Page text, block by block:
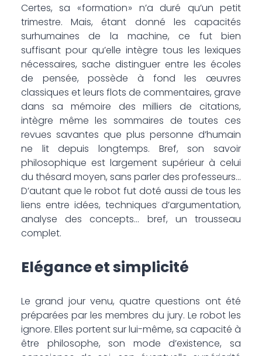
Certes, sa « formation » n’a duré qu’un petit
trimestre. Mais, étant donné les capacités
surhumaines de la machine, ce fut bien
suffisant pour qu’elle intègre tous les lexiques
nécessaires, sache distinguer entre les écoles
de pensée, possède à fond les œuvres
classiques et leurs flots de commentaires, grave
dans sa mémoire des milliers de citations,
intègre même les sommaires de toutes ces
revues savantes que plus personne d’humain
ne lit depuis longtemps. Bref, son savoir
philosophique est largement supérieur à celui
du thésard moyen, sans parler des professeurs…
D’autant que le robot fut doté aussi de tous les
liens entre idées, techniques d’argumentation,
analyse des concepts… bref, un trousseau
complet.
Elégance et simplicité
Le grand jour venu, quatre questions ont été
préparées par les membres du jury. Le robot les
ignore. Elles portent sur lui-même, sa capacité à
être philosophe, son mode d’existence, sa